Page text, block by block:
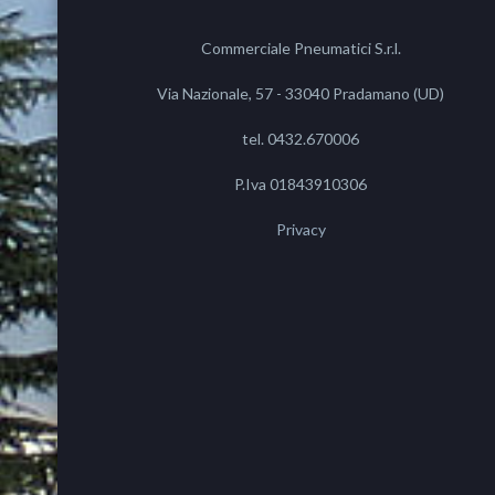
Commerciale Pneumatici S.r.l.
Via Nazionale, 57 - 33040 Pradamano (UD)
tel. 0432.670006
P.Iva 01843910306
Privacy